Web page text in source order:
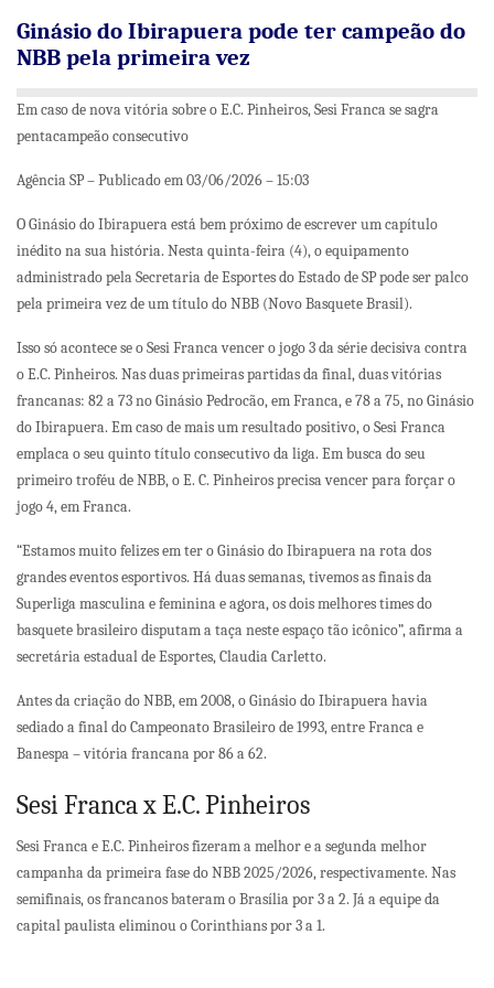
Ginásio do Ibirapuera pode ter campeão do
NBB pela primeira vez
Em caso de nova vitória sobre o E.C. Pinheiros, Sesi Franca se sagra
pentacampeão consecutivo
Agência SP – Publicado em 03/06/2026 – 15:03
O Ginásio do Ibirapuera está bem próximo de escrever um capítulo
inédito na sua história. Nesta quinta-feira (4), o equipamento
administrado pela Secretaria de Esportes do Estado de SP pode ser palco
pela primeira vez de um título do NBB (Novo Basquete Brasil).
Isso só acontece se o Sesi Franca vencer o jogo 3 da série decisiva contra
o E.C. Pinheiros. Nas duas primeiras partidas da final, duas vitórias
francanas: 82 a 73 no Ginásio Pedrocão, em Franca, e 78 a 75, no Ginásio
do Ibirapuera. Em caso de mais um resultado positivo, o Sesi Franca
emplaca o seu quinto título consecutivo da liga. Em busca do seu
primeiro troféu de NBB, o E. C. Pinheiros precisa vencer para forçar o
jogo 4, em Franca.
“Estamos muito felizes em ter o Ginásio do Ibirapuera na rota dos
grandes eventos esportivos. Há duas semanas, tivemos as finais da
Superliga masculina e feminina e agora, os dois melhores times do
basquete brasileiro disputam a taça neste espaço tão icônico”, afirma a
secretária estadual de Esportes, Claudia Carletto.
Antes da criação do NBB, em 2008, o Ginásio do Ibirapuera havia
sediado a final do Campeonato Brasileiro de 1993, entre Franca e
Banespa – vitória francana por 86 a 62.
Sesi Franca x E.C. Pinheiros
Sesi Franca e E.C. Pinheiros fizeram a melhor e a segunda melhor
campanha da primeira fase do NBB 2025/2026, respectivamente. Nas
semifinais, os francanos bateram o Brasília por 3 a 2. Já a equipe da
capital paulista eliminou o Corinthians por 3 a 1.